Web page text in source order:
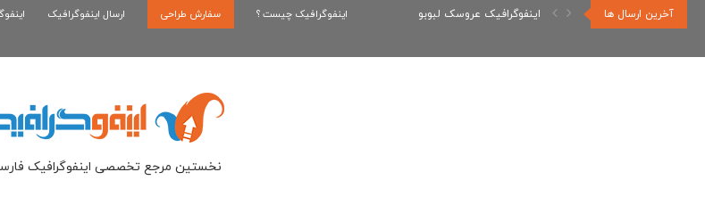
آخرین ارسال ها اینفوگرافیک عروسک لبوبو اینفوگرافیک رپر های فارسی نسل... اینفوگرافیک چیست ؟ سفارش طراحی ارسال اینفوگرافیک
نخستین مرجع تخصصی اینفوگرافیک